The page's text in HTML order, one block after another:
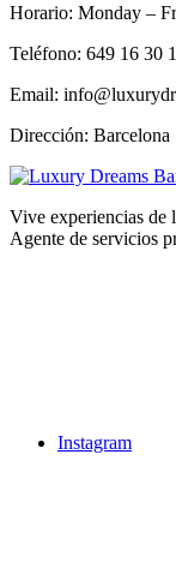
Horario: Monday –
Teléfono: 649 16 30
Email:
Dirección: Barcelona
Vive experiencias de
Agente de servicios
Instagram